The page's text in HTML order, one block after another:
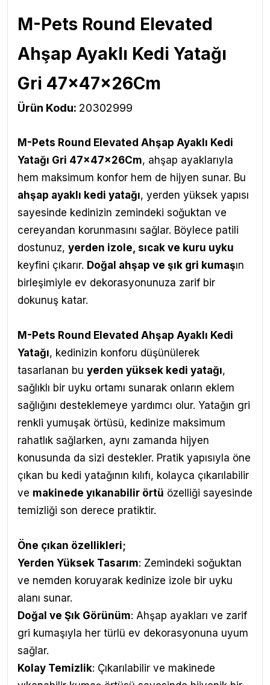
M-Pets Round Elevated
Ahşap Ayaklı Kedi Yatağı
Gri 47x47x26Cm
Ürün Kodu: 20302999
M-Pets Round Elevated Ahşap Ayaklı Kedi
Yatağı Gri 47x47x26Cm, ahşap ayaklarıyla
hem maksimum konfor hem de hijyen sunar. Bu
ahşap ayaklı kedi yatağı, yerden yüksek yapısı
sayesinde kedinizin zemindeki soğuktan ve
cereyandan korunmasını sağlar. Böylece patili
dostunuz, yerden izole, sıcak ve kuru uyku
keyfini çıkarır. Doğal ahşap ve şık gri kumaşın
birleşimiyle ev dekorasyonunuza zarif bir
dokunuş katar.
M-Pets Round Elevated Ahşap Ayaklı Kedi
Yatağı, kedinizin konforu düşünülerek
tasarlanan bu yerden yüksek kedi yatağı,
sağlıklı bir uyku ortamı sunarak onların eklem
sağlığını desteklemeye yardımcı olur. Yatağın gri
renkli yumuşak örtüsü, kedinize maksimum
rahatlık sağlarken, aynı zamanda hijyen
konusunda da sizi destekler. Pratik yapısıyla öne
çıkan bu kedi yatağının kılıfı, kolayca çıkarılabilir
ve makinede yıkanabilir örtü özelliği sayesinde
temizliği son derece pratiktir.
Öne çıkan özellikleri;
Yerden Yüksek Tasarım: Zemindeki soğuktan
ve nemden koruyarak kedinize izole bir uyku
alanı sunar.
Doğal ve Şık Görünüm: Ahşap ayakları ve zarif
gri kumaşıyla her türlü ev dekorasyonuna uyum
sağlar.
Kolay Temizlik: Çıkarılabilir ve makinede